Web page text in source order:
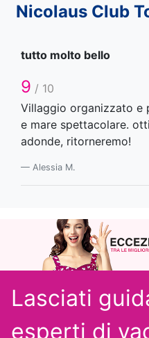
Nicolaus Club
tutto molto bello
9 / 10
Villaggio organizzato e
e mare spettacolare.
adonde, ritorneremo!
Alessia M.
Lasciati
esperti di